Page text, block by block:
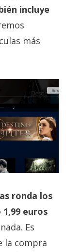
incluye
más
ronda los
euros
Es
la compra